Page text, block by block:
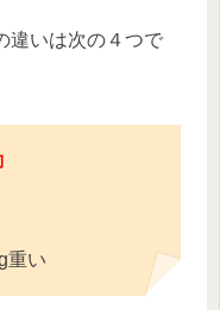
違いは次の４つで
重い